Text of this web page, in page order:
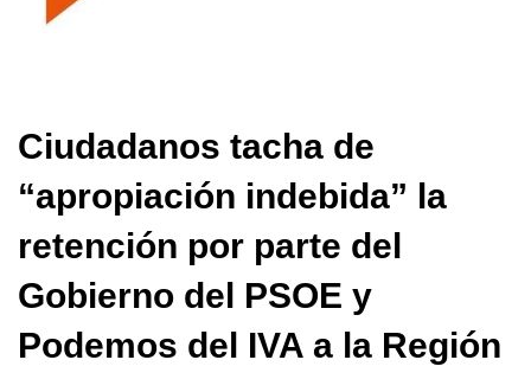
Ciudadanos tacha de
“apropiación indebida” la
retención por parte del
Gobierno del PSOE y
Podemos del IVA a la Región